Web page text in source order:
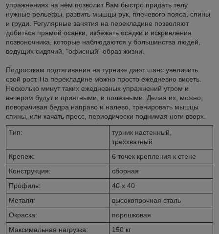
упражнениях на нём позволит Вам быстро придать телу
нужные рельефы, развить мышцы рук, плечевого пояса, спины
и груди. Регулярные занятия на перекладине позволяют
добиться прямой осанки, избежать осадки и искривления
позвоночника, которые наблюдаются у большинства людей,
ведущих сидячий, "офисный" образ жизни.
Подросткам подтягивания на турнике дают шанс увеличить
свой рост. На перекладине можно просто ежедневно висеть.
Несколько минут таких ежедневных упражнений утром и
вечером будут и приятными, и полезными. Делая их, можно,
поворачивая бедра направо и налево, тренировать мышцы
спины, или качать пресс, периодически поднимая ноги вверх.
Тип:
турник настенный,
треххватный
Крепеж:
6 точек крепления к стене
Конструкция:
сборная
Профиль:
40 х 40
Металл:
высокопрочная сталь
Окраска:
порошковая
Максимальная нагрузка:
150 кг